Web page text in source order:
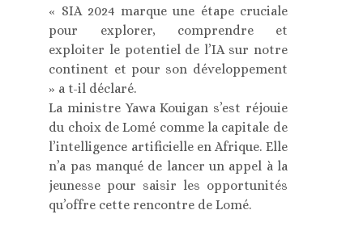
« SIA 2024 marque une étape cruciale
pour explorer, comprendre et
exploiter le potentiel de l’IA sur notre
continent et pour son développement
» a t-il déclaré.
La ministre Yawa Kouigan s’est réjouie
du choix de Lomé comme la capitale de
l’intelligence artificielle en Afrique. Elle
n’a pas manqué de lancer un appel à la
jeunesse pour saisir les opportunités
qu’offre cette rencontre de Lomé.